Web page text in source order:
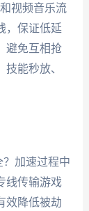
视频音乐流
，保证低延
避免互相抢
能秒放、
加速过程中
线传输游戏
效降低被劫